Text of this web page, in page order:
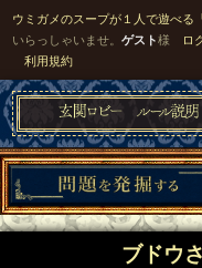
ウミガメのスープが１人で遊べる
いらっしゃいませ。ゲスト様 ロ
利用規約
ブドウ